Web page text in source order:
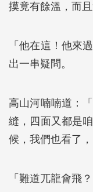
摸竟有餘溫，而
「他在這！他來
出一串疑問。
高山河喃喃道：
縫，四面又都是
候，我們也看了
「難道兀龍會飛